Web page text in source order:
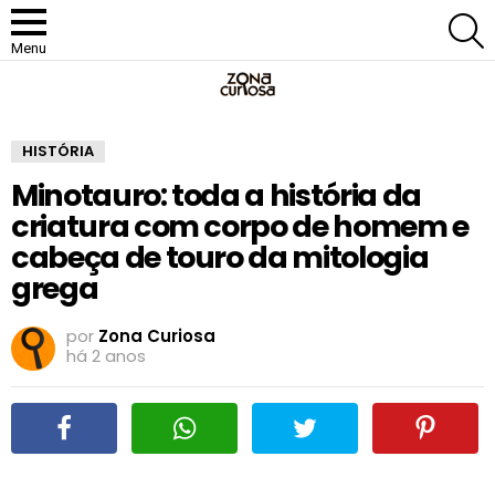
Menu
HISTÓRIA
Minotauro: toda a história da
criatura com corpo de homem e
cabeça de touro da mitologia
grega
por Zona Curiosa
há 2 anos